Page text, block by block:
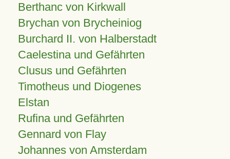
Berthanc von Kirkwall
Brychan von Brycheiniog
Burchard II. von Halberstadt
Caelestina und Gefährten
Clusus und Gefährten
Timotheus und Diogenes
Elstan
Rufina und Gefährten
Gennard von Flay
Johannes von Amsterdam